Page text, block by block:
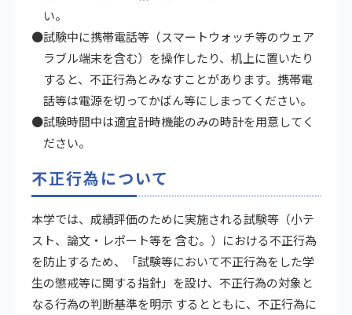
い。
●試験中に携帯電話等（スマートウォッチ等のウェア
ラブル端末を含む）を操作したり、机上に置いたり
すると、不正行為とみなすことがあります。携帯電
話等は電源を切ってかばん等にしまってください。
●試験時間中は適宜計時機能のみの時計を用意してく
ださい。
不正行為について
本学では、成績評価のために実施される試験等（小テ
スト、論文・レポート等を 含む。）における不正行為
を防止するため、「試験等において不正行為をした学
生の懲戒等に関する指針」を設け、不正行為の対象と
なる行為の判断基準を明示 するとともに、不正行為に